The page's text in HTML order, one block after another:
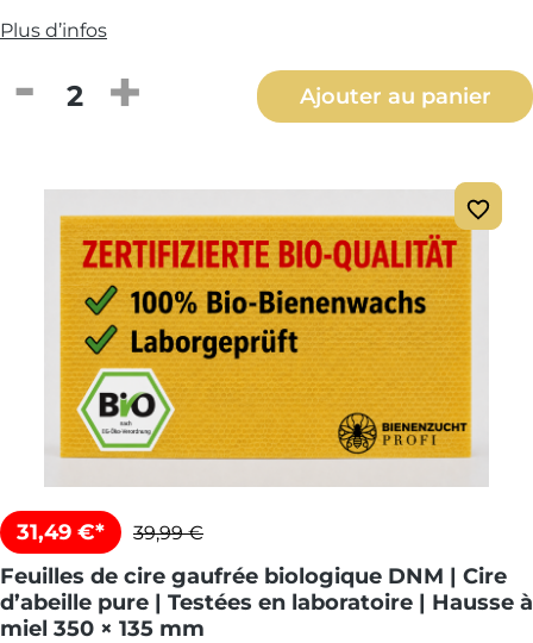
Plus d’infos
Quantité de produit : Entrez la
Ajouter au panier
31,49 €* 39,99 €
Feuilles de cire gaufrée biologique DNM | Cire
d’abeille pure | Testées en laboratoire | Hausse à
miel 350 × 135 mm